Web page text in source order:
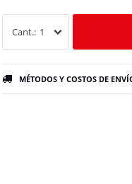
1
MÉTODOS Y COSTOS DE